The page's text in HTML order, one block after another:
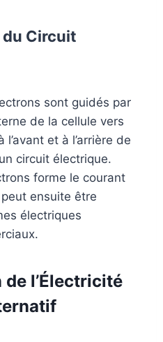
Circuit
sont guidés par
de la cellule vers
et à l’arrière de
circuit électrique.
forme le courant
ensuite être
électriques
l’Électricité